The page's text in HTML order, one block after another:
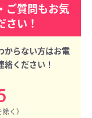
ご質問もお気
さい！
からない方はお電
ください！
く）